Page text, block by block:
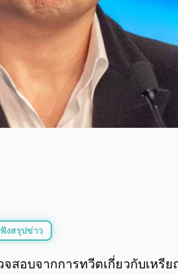
ฟังสรุปข่าว
จสอบจากการทวีตเกี่ยวกับเหรี